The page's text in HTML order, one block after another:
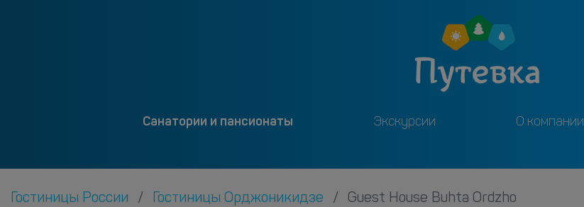
Санатории и пансионаты Экскурсии О компании
Гостиницы России Гостиницы Орджоникидзе Guest House Buhta Ordzho